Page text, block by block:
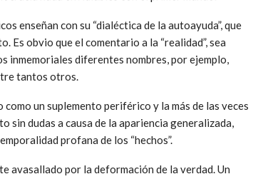
enseñan con su “dialéctica de la autoayuda”, que
Es obvio que el comentario a la “realidad”, sea
inmemoriales diferentes nombres, por ejemplo,
tantos otros.
un suplemento periférico y la más de las veces
sin dudas a causa de la apariencia generalizada,
profana de los “hechos”.
avasallado por la deformación de la verdad. Un